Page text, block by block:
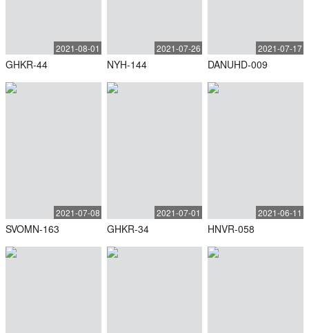
2021-08-01
GHKR-44
2021-07-26
NYH-144
2021-07-17
DANUHD-009
2021-07-08
SVOMN-163
2021-07-01
GHKR-34
2021-06-11
HNVR-058